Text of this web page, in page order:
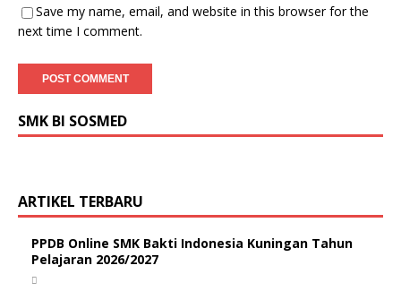
Save my name, email, and website in this browser for the
next time I comment.
SMK BI SOSMED
ARTIKEL TERBARU
PPDB Online SMK Bakti Indonesia Kuningan Tahun
Pelajaran 2026/2027